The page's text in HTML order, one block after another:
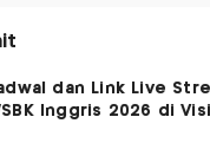
dan Link Live
Inggris 2026 di